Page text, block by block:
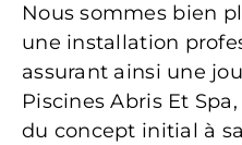
Nous sommes bien
une installation
assurant ainsi une
Piscines Abris Et
du concept initial à